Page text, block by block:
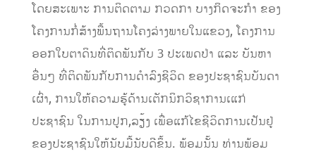
ໂດຍສະເພາະ ການຕິດຕາມ ກວດກາ ບາງກິດຈະກຳ ຂອງ
ໂຄງການກໍ່ສ້າງພື້ນຖານໂຄງລ່າງພາຍໃນແຂວງ, ໂຄງການ
ອອກໃບຕາດິນທີ່ຕິດພັນກັບ 3 ປະເພດປ່າ ແລະ ບັນຫາ
ອື່ນໆ ທີ່ຕິດພັນກັບການດຳລົງຊີວິດ ຂອງປະຊາຊົນບັນດາ
ເຜົ່າ, ການໃຫ້ຄວາມຮູ້ດ້ານເຕັກນິກວິຊາການເແກ່
ປະຊາຊົນ ໃນການປູກ,ລຽ້ງ ເພື່ອແກ້ໄຂຊີວິດການເປັນຢູ່
ຂອງປະຊາຊົນໃຫ້ນັບມື້ນັບດີຂຶ້ນ. ພ້ອມນັ້ນ ທ່ານພ້ອມ